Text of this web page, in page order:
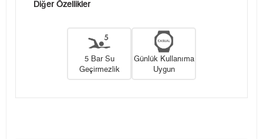
Diğer Özellikler
5 Bar Su
Geçirmezlik
Günlük Kullanıma
Uygun